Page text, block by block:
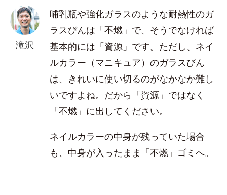
滝沢
哺乳瓶や強化ガラスのような耐熱性のガ
ラスびんは「不燃」で、そうでなければ
基本的には「資源」です。ただし、ネイ
ルカラー（マニキュア）のガラスびん
は、きれいに使い切るのがなかなか難し
いですよね。だから「資源」ではなく
「不燃」に出してください。
ネイルカラーの中身が残っていた場合
も、中身が入ったまま「不燃」ゴミへ。